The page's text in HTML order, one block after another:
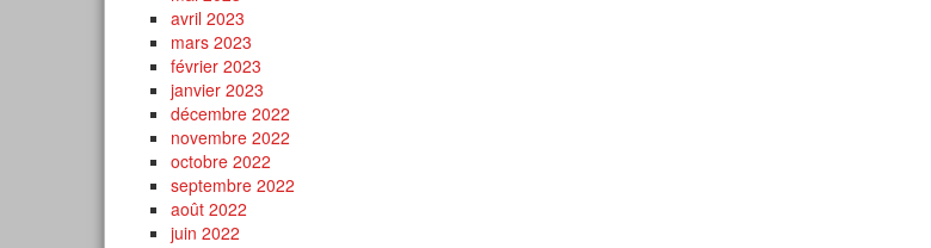
avril 2023
mars 2023
février 2023
janvier 2023
décembre 2022
novembre 2022
octobre 2022
septembre 2022
août 2022
juin 2022